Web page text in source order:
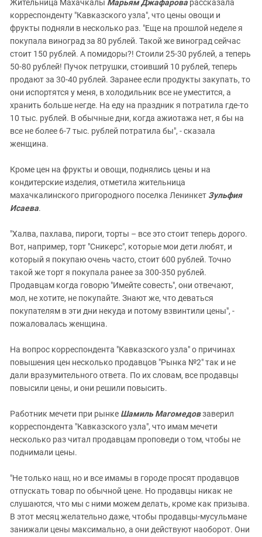
Жительница Махачкалы Марьям Джафарова рассказала
корреспонденту "Кавказского узла", что цены овощи и
фрукты подняли в несколько раз. "Еще на прошлой неделе я
покупала виноград за 80 рублей. Такой же виноград сейчас
стоит 150 рублей. А помидоры?! Стоили 25-30 рублей, а теперь
50-80 рублей! Пучок петрушки, стоивший 10 рублей, теперь
продают за 30-40 рублей. Заранее если продукты закупать, то
они испортятся у меня, в холодильник все не уместится, а
хранить больше негде. На еду на праздник я потратила где-то
10 тыс. рублей. В обычные дни, когда ажиотажа нет, я бы на
все не более 6-7 тыс. рублей потратила бы", - сказала
женщина.
Кроме цен на фрукты и овощи, поднялись цены и на
кондитерские изделия, отметила жительница
махачкалинского пригородного поселка Ленинкет Зульфия
Исаева.
"Халва, пахлава, пироги, торты – все это стоит теперь дорого.
Вот, например, торт "Сникерс", которые мои дети любят, и
который я покупаю очень часто, стоит 600 рублей. Точно
такой же торт я покупала ранее за 300-350 рублей.
Продавцам когда говорю "Имейте совесть", они отвечают,
мол, не хотите, не покупайте. Знают же, что деваться
покупателям в эти дни некуда и потому взвинтили цены", -
пожаловалась женщина.
На вопрос корреспондента "Кавказского узла" о причинах
повышения цен несколько продавцов "Рынка №2" так и не
дали вразумительного ответа. По их словам, все продавцы
повысили цены, и они решили повысить.
Работник мечети при рынке Шамиль Магомедовзаверил
корреспондента "Кавказского узла", что имам мечети
несколько раз читал продавцам проповеди о том, чтобы не
поднимали цены.
"Не только наш, но и все имамы в городе просят продавцов
отпускать товар по обычной цене. Но продавцы никак не
слушаются, что мы с ними можем делать, кроме как призыва.
В этот месяц желательно даже, чтобы продавцы-мусульмане
занижали цены максимально, а они действуют наоборот. Они